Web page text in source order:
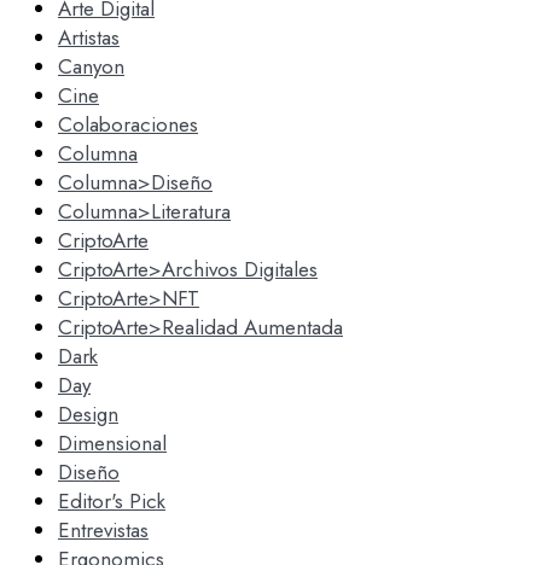
Arte Digital
Artistas
Canyon
Cine
Colaboraciones
Columna
Columna>Diseño
Columna>Literatura
CriptoArte
CriptoArte>Archivos Digitales
CriptoArte>NFT
CriptoArte>Realidad Aumentada
Dark
Day
Design
Dimensional
Diseño
Editor's Pick
Entrevistas